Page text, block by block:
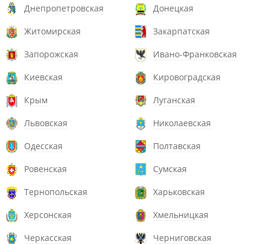
Днепропетровская
Донецкая
Житомирская
Закарпатская
Запорожская
Ивано-Франковская
Киевская
Кировоградская
Крым
Луганская
Львовская
Николаевская
Одесская
Полтавская
Ровенская
Сумская
Тернопольская
Харьковская
Херсонская
Хмельницкая
Черкасская
Черниговская